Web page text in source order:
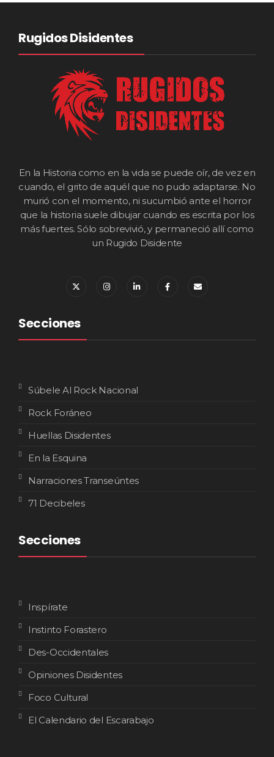
Rugidos Disidentes
En la Historia como en la vida se puede oír, de vez en
cuando, el grito de aquél que no pudo adaptarse. No
murió con el momento, ni sucumbió ante el horror
que la historia suele dibujar cuando es escrita por los
más fuertes. Sólo sobrevivió, y permaneció allí como
un Rugido Disidente
Secciones
Súbele Al Rock Nacional
Rock Foráneo
Huellas Disidentes
En la Esquina
Narraciones Transeúntes
71 Decibeles
Secciones
Inspírate
Instinto Forastero
Des-Occidentales
Opiniones Disidentes
Foco Cultural
El Calendario del Escarabajo